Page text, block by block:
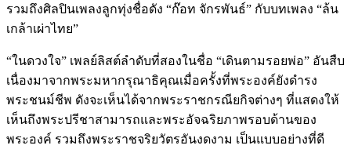
รวมถึงศิลปินเพลงลูกทุ่งชื่อดัง “ก๊อท จักรพันธ์” กับบทเพลง “ล้น
เกล้าเผ่าไทย”
“ในดวงใจ” เพลย์ลิสต์ลำดับที่สองในชื่อ “เดินตามรอยพ่อ” อันสืบ
เนื่องมาจากพระมหากรุณาธิคุณเมื่อครั้งที่พระองค์ยังดำรง
พระชนม์ชีพ ดังจะเห็นได้จากพระราชกรณียกิจต่างๆ ที่แสดงให้
เห็นถึงพระปรีชาสามารถและพระอัจฉริยภาพรอบด้านของ
พระองค์ รวมถึงพระราชจริยวัตรอันงดงาม เป็นแบบอย่างที่ดี